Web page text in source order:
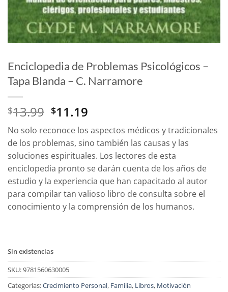
Enciclopedia de Problemas Psicológicos –
Tapa Blanda – C. Narramore
$13.99 El
precio
original
era:
$13.99.
$11.19
precio
actual
es:
$11.19.
No solo reconoce los aspectos médicos y tradicionales
de los problemas, sino también las causas y las
soluciones espirituales. Los lectores de esta
enciclopedia pronto se darán cuenta de los años de
estudio y la experiencia que han capacitado al autor
para compilar tan valioso libro de consulta sobre el
conocimiento y la comprensión de los humanos.
Sin existencias
SKU:9781560630005
Categorías:Crecimiento Personal, Familia, Libros, Motivación